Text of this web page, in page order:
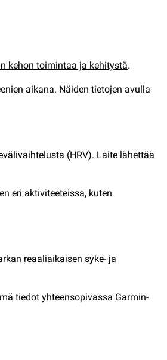
kehon toimintaa ja kehitystä.
aikana. Näiden tietojen avulla
(HRV). Laite lähettää
eri aktiviteeteissa, kuten
reaaliaikaisen syke- ja
tiedot yhteensopivassa Garmin-